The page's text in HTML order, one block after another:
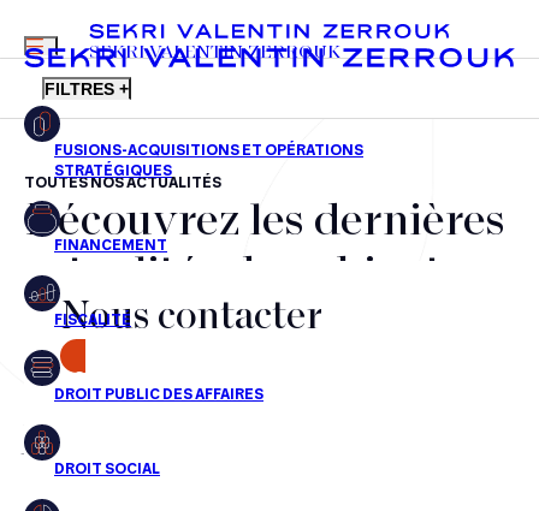
FR EN
MENU
SEKRI VALENTIN ZERROUK
FILTRES +
Fusions-acquisitions et opérations stratégiques
Financement
Fiscalité
Droit public des affaires
Droit social
TOUTES NOS ACTUALITÉS
Découvrez les dernières
actualités du cabinet,
nos récompenses et nos
transactions, jour après
jour
Nous contacter